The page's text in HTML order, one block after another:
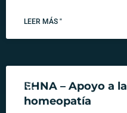
LEER MÁS "
EHNA – Apoyo a
homeopatía